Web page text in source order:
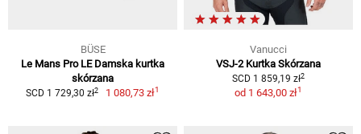
BÜSE
Le Mans Pro LE Damska kurtka
skórzana
SCD 1 729,30 zł2 1 080,73 zł1
Vanucci
VSJ-2 Kurtka Skórzana
SCD 1 859,19 zł2
od 1 643,00 zł1